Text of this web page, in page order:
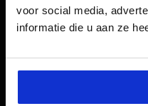
voor social media,
informatie die u aan ze